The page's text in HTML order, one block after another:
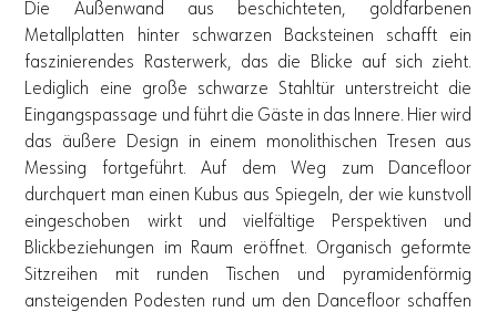
Die Außenwand aus beschichteten, goldfarbenen
Metallplatten hinter schwarzen Backsteinen schafft ein
faszinierendes Rasterwerk, das die Blicke auf sich zieht.
Lediglich eine große schwarze Stahltür unterstreicht die
Eingangspassage und führt die Gäste in das Innere. Hier wird
das äußere Design in einem monolithischen Tresen aus
Messing fortgeführt. Auf dem Weg zum Dancefloor
durchquert man einen Kubus aus Spiegeln, der wie kunstvoll
eingeschoben wirkt und vielfältige Perspektiven und
Blickbeziehungen im Raum eröffnet. Organisch geformte
Sitzreihen mit runden Tischen und pyramidenförmig
ansteigenden Podesten rund um den Dancefloor schaffen